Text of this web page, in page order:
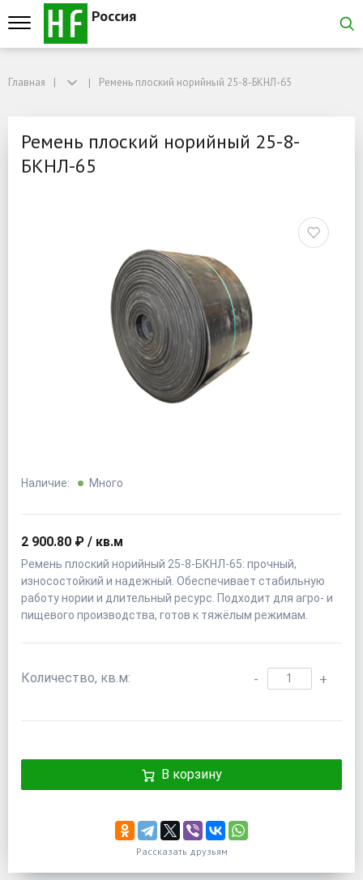
Россия
Ремень плоский норийный 25-8-БКНЛ-65
Главная Ремень плоский норийный 25-8-БКНЛ-65
Ремень плоский норийный 25-8-
БКНЛ-65
Наличие: Много
2 900.80 ₽ / кв.м
Ремень плоский норийный 25-8-БКНЛ-65: прочный,
износостойкий и надежный. Обеспечивает стабильную
работу нории и длительный ресурс. Подходит для агро- и
пищевого производства, готов к тяжёлым режимам.
Количество, кв.м: - +
В корзину
Рассказать друзьям